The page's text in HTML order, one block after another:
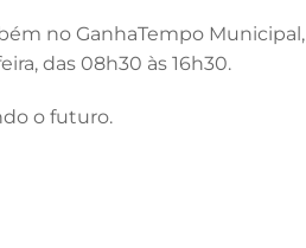
no GanhaTempo Municipal,
das 08h30 às 16h30.
o futuro.